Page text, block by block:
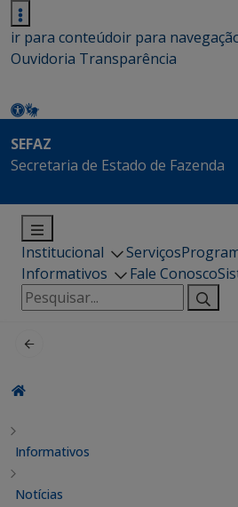
ir para conteúdoir para
Ouvidoria Transparência
SEFAZ
Secretaria de Estado de Fazenda
Institucional Serviços
Informativos
Fale Conosco
Pesquisar
por:
Informativos
Notícias